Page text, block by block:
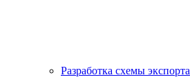
Разработка схемы экспорта